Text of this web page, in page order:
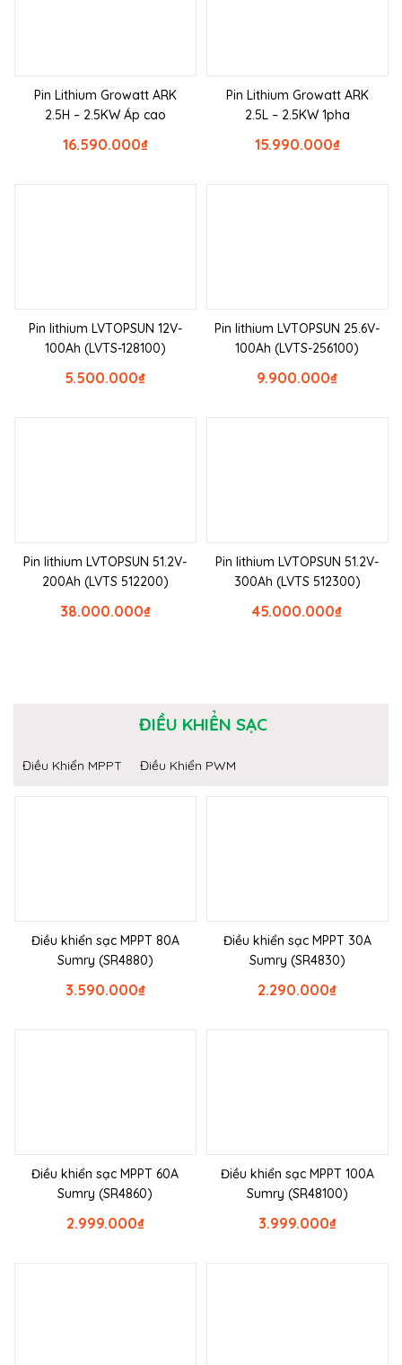
Pin Lithium Growatt ARK
2.5H – 2.5KW Áp cao
₫
16.590.000
Pin Lithium Growatt ARK
2.5L – 2.5KW 1pha
₫
15.990.000
Pin lithium LVTOPSUN 12V-
100Ah (LVTS-128100)
₫
5.500.000
Pin lithium LVTOPSUN 25.6V-
100Ah (LVTS-256100)
₫
9.900.000
Pin lithium LVTOPSUN 51.2V-
200Ah (LVTS 512200)
₫
38.000.000
Pin lithium LVTOPSUN 51.2V-
300Ah (LVTS 512300)
₫
45.000.000
ĐIỀU KHIỂN SẠC
Điều Khiển MPPT Điều Khiển PWM
Điều khiển sạc MPPT 80A
Sumry (SR4880)
₫
3.590.000
Điều khiển sạc MPPT 30A
Sumry (SR4830)
₫
2.290.000
Điều khiển sạc MPPT 60A
Sumry (SR4860)
₫
2.999.000
Điều khiển sạc MPPT 100A
Sumry (SR48100)
₫
3.999.000